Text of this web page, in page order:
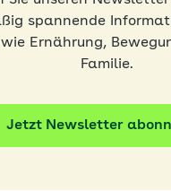
spannende
Ernährung,
Familie.
Jetzt Newsletter